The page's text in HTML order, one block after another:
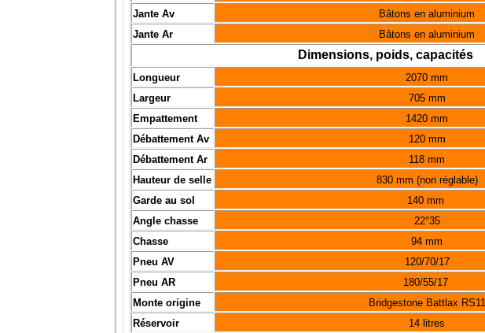
Jante Av
Bâtons en aluminium
Jante Ar
Bâtons en aluminium
Dimensions, poids, capacités
Longueur
2070 mm
Largeur
705 mm
Empattement
1420 mm
Débattement Av
120 mm
Débattement Ar
118 mm
Hauteur de selle
830 mm (non réglable)
Garde au sol
140 mm
Angle chasse
22°35
Chasse
94 mm
Pneu AV
120/70/17
Pneu AR
180/55/17
Monte origine
Bridgestone Battlax RS11
Réservoir
14 litres